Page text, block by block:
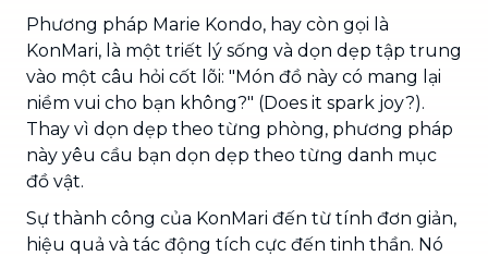
Phương pháp Marie Kondo, hay còn gọi là
KonMari, là một triết lý sống và dọn dẹp tập trung
vào một câu hỏi cốt lõi: "Món đồ này có mang lại
niềm vui cho bạn không?" (Does it spark joy?).
Thay vì dọn dẹp theo từng phòng, phương pháp
này yêu cầu bạn dọn dẹp theo từng danh mục
đồ vật.
Sự thành công của KonMari đến từ tính đơn giản,
hiệu quả và tác động tích cực đến tinh thần. Nó